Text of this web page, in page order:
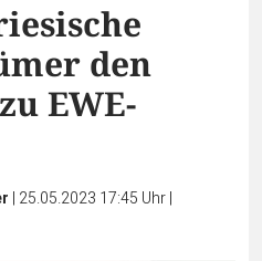
den
EWE-
| 25.05.2023 17:45 Uhr|